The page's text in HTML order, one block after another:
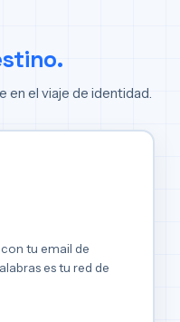
en el viaje de identidad.
tu email de
es tu red de